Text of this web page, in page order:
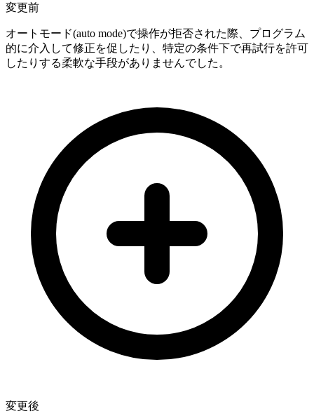
変更前
オートモード(auto mode)で操作が拒否された際、プログラム
的に介入して修正を促したり、特定の条件下で再試行を許可
したりする柔軟な手段がありませんでした。
変更後